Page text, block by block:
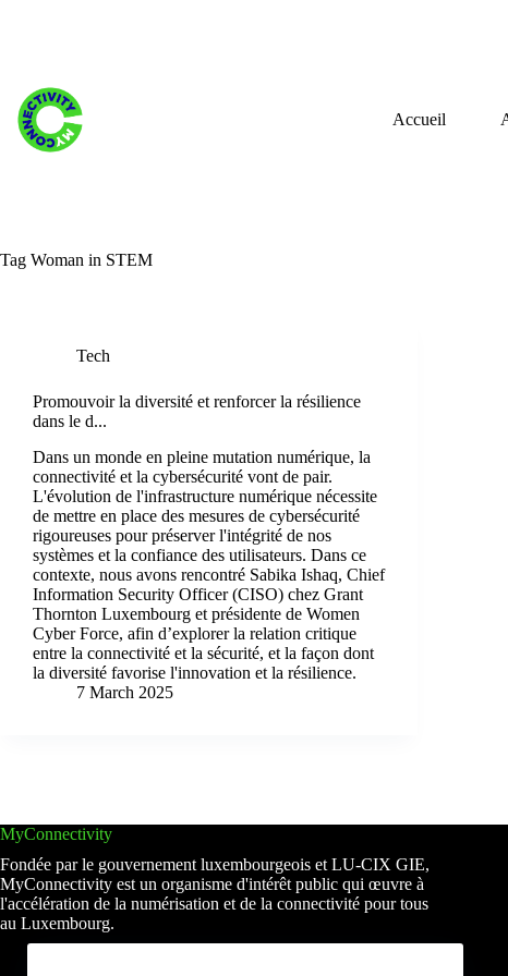
Accueil
Tag Woman in STEM
Tech
Promouvoir la diversité et renforcer la résilience
dans le d...
Dans un monde en pleine mutation numérique, la
connectivité et la cybersécurité vont de pair.
L'évolution de l'infrastructure numérique nécessite
de mettre en place des mesures de cybersécurité
rigoureuses pour préserver l'intégrité de nos
systèmes et la confiance des utilisateurs. Dans ce
contexte, nous avons rencontré Sabika Ishaq, Chief
Information Security Officer (CISO) chez Grant
Thornton Luxembourg et présidente de Women
Cyber Force, afin d’explorer la relation critique
entre la connectivité et la sécurité, et la façon dont
la diversité favorise l'innovation et la résilience.
7 March 2025
MyConnectivity
Fondée par le gouvernement luxembourgeois et LU-CIX GIE,
MyConnectivity est un organisme d'intérêt public qui œuvre à
l'accélération de la numérisation et de la connectivité pour tous
au Luxembourg.